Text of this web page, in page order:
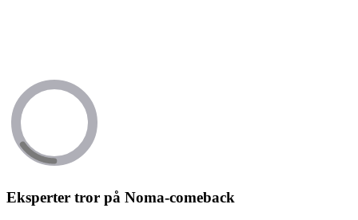
Eksperter tror på Noma-comeback